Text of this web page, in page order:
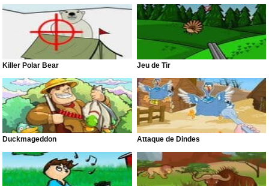
Killer Polar Bear Jeu de Tir
Duckmageddon Attaque de Dindes